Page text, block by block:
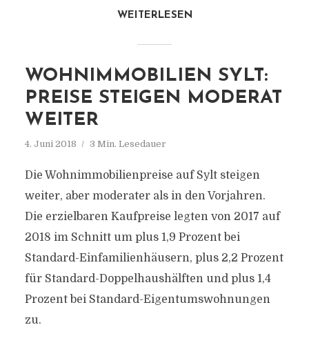
WEITERLESEN
WOHNIMMOBILIEN SYLT:
PREISE STEIGEN MODERAT
WEITER
4. Juni 2018 3 Min. Lesedauer
Die Wohnimmobilienpreise auf Sylt steigen
weiter, aber moderater als in den Vorjahren.
Die erzielbaren Kaufpreise legten von 2017 auf
2018 im Schnitt um plus 1,9 Prozent bei
Standard-Einfamilienhäusern, plus 2,2 Prozent
für Standard-Doppelhaushälften und plus 1,4
Prozent bei Standard-Eigentumswohnungen
zu.